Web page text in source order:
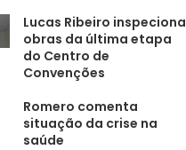
Lucas Ribeiro inspeciona
obras da última etapa
do Centro de
Convenções
Romero comenta
situação da crise na
saúde